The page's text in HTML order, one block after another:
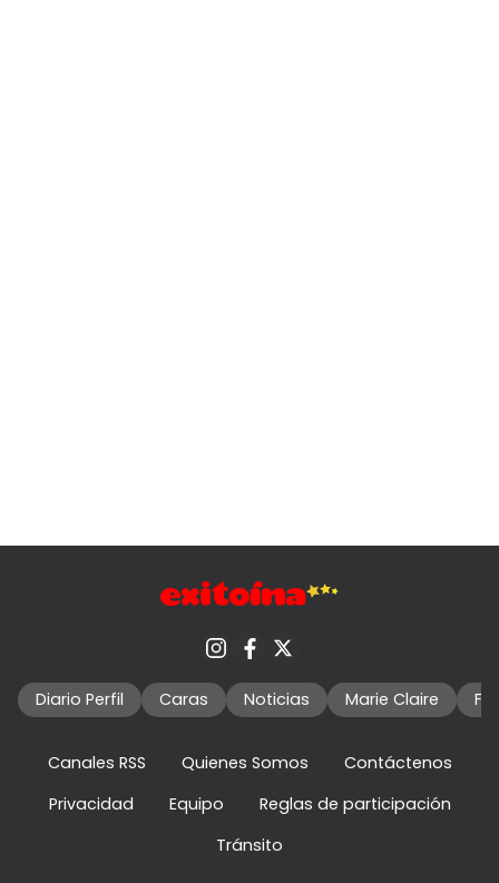
Diario Perfil Caras Noticias Marie Claire
Canales RSS Quienes Somos
Contáctenos
Privacidad
Equipo
Reglas de participación
Tránsito